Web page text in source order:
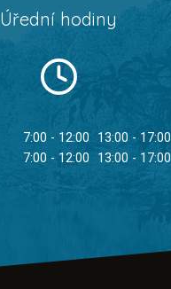
Úřední hodiny
7:00 - 12:00
13:00 - 17:00
7:00 - 12:00 13:00 - 17:00